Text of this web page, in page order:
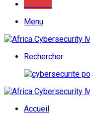
Menu
Rechercher
Accueil